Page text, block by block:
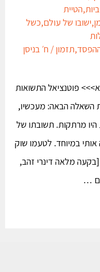
,הטיית
,ישובו של עולם,כשל
,תזמון/ח׳ בניסן
פוטנציאל התשואות
השאלה הבאה: מעכשיו,
מרתקות. תשובתו של
במיוחד. לטעמו שוק
מלאה דינרי זהב,
…